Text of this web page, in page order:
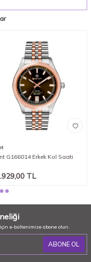
G166014 Erkek Kol Saati
TL
e-bültenimize abone olun.
ABONE OL